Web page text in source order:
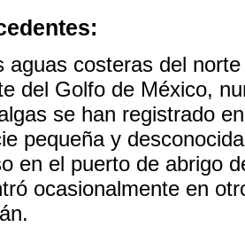
aguas costeras del
del Golfo de México,
se han registrado
pequeña y
en el puerto de abrigo
ocasionalmente en